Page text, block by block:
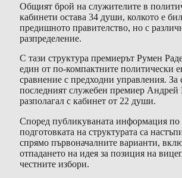
Общият брой на служителите в
кабинети остава 34 души, колкото е
предишното правителство, но с
разпределение.
С тази структура премиерът Румен
един от по-компактните политически
сравнение с предходни управления. За
последният служебен премиер Андрей
разполагал с кабинет от 22 души.
Според публикуваната информация по
подготовката на структурата са
спрямо първоначалните варианти,
отпадането на идея за позиция на
честните избори.